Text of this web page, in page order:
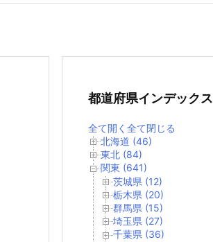
都道府県インデックス
全て開く 全て閉じる
北海道 (46)
東北 (84)
関東 (641)
茨城県 (12)
栃木県 (20)
群馬県 (15)
埼玉県 (27)
千葉県 (36)